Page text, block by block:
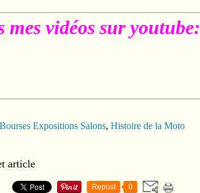
mes vidéos sur youtube:
Bourses Expositions Salons, Histoire de la Moto
article
Repost 0